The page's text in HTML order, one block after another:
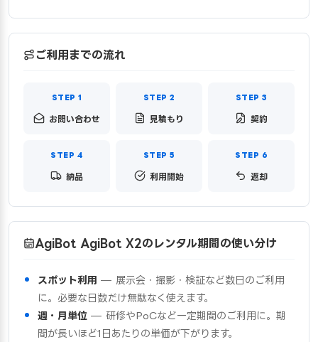
ご利用までの流れ
お問い合わせ 見積もり 契約
納品 利用開始 返却
AgiBot AgiBot X2のレンタル期間の使い分け
スポット利用 — 展示会・撮影・検証など数日のご利用
に。必要な日数だけ無駄なく使えます。
週・月単位 — 研修やPoCなど一定期間のご利用に。期
間が長いほど1日あたりの単価が下がります。